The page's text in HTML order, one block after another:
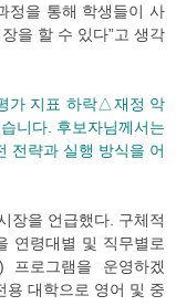
정을 통해 학생들이 사
을 할 수 있다”고 생각
가 지표 하락△재정 악
니다. 후보자님께서는
전략과 실행 방식을 어
장을 언급했다. 구체적
연령대별 및 직무별로
프로그램을 운영하겠
용 대학으로 영어 및 중